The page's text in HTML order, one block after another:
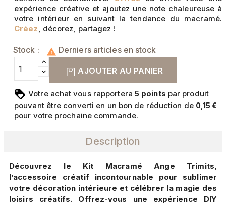
expérience créative et ajoutez une note chaleureuse à
votre intérieur en suivant la tendance du macramé.
Créez, décorez, partagez !
Stock :  Derniers articles en stock
AJOUTER AU PANIER
Votre achat vous rapportera 5 points par produit
pouvant être converti en un bon de réduction de 0,15 €
pour votre prochaine commande.
Description
Découvrez le Kit Macramé Ange Trimits,
l’accessoire créatif incontournable pour sublimer
votre décoration intérieure et célébrer la magie des
loisirs créatifs. Offrez-vous une expérience DIY